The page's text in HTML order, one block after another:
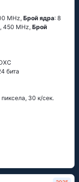
MHz, Брой ядра: 8
450 MHz, Брой
бита
30 к/сек.